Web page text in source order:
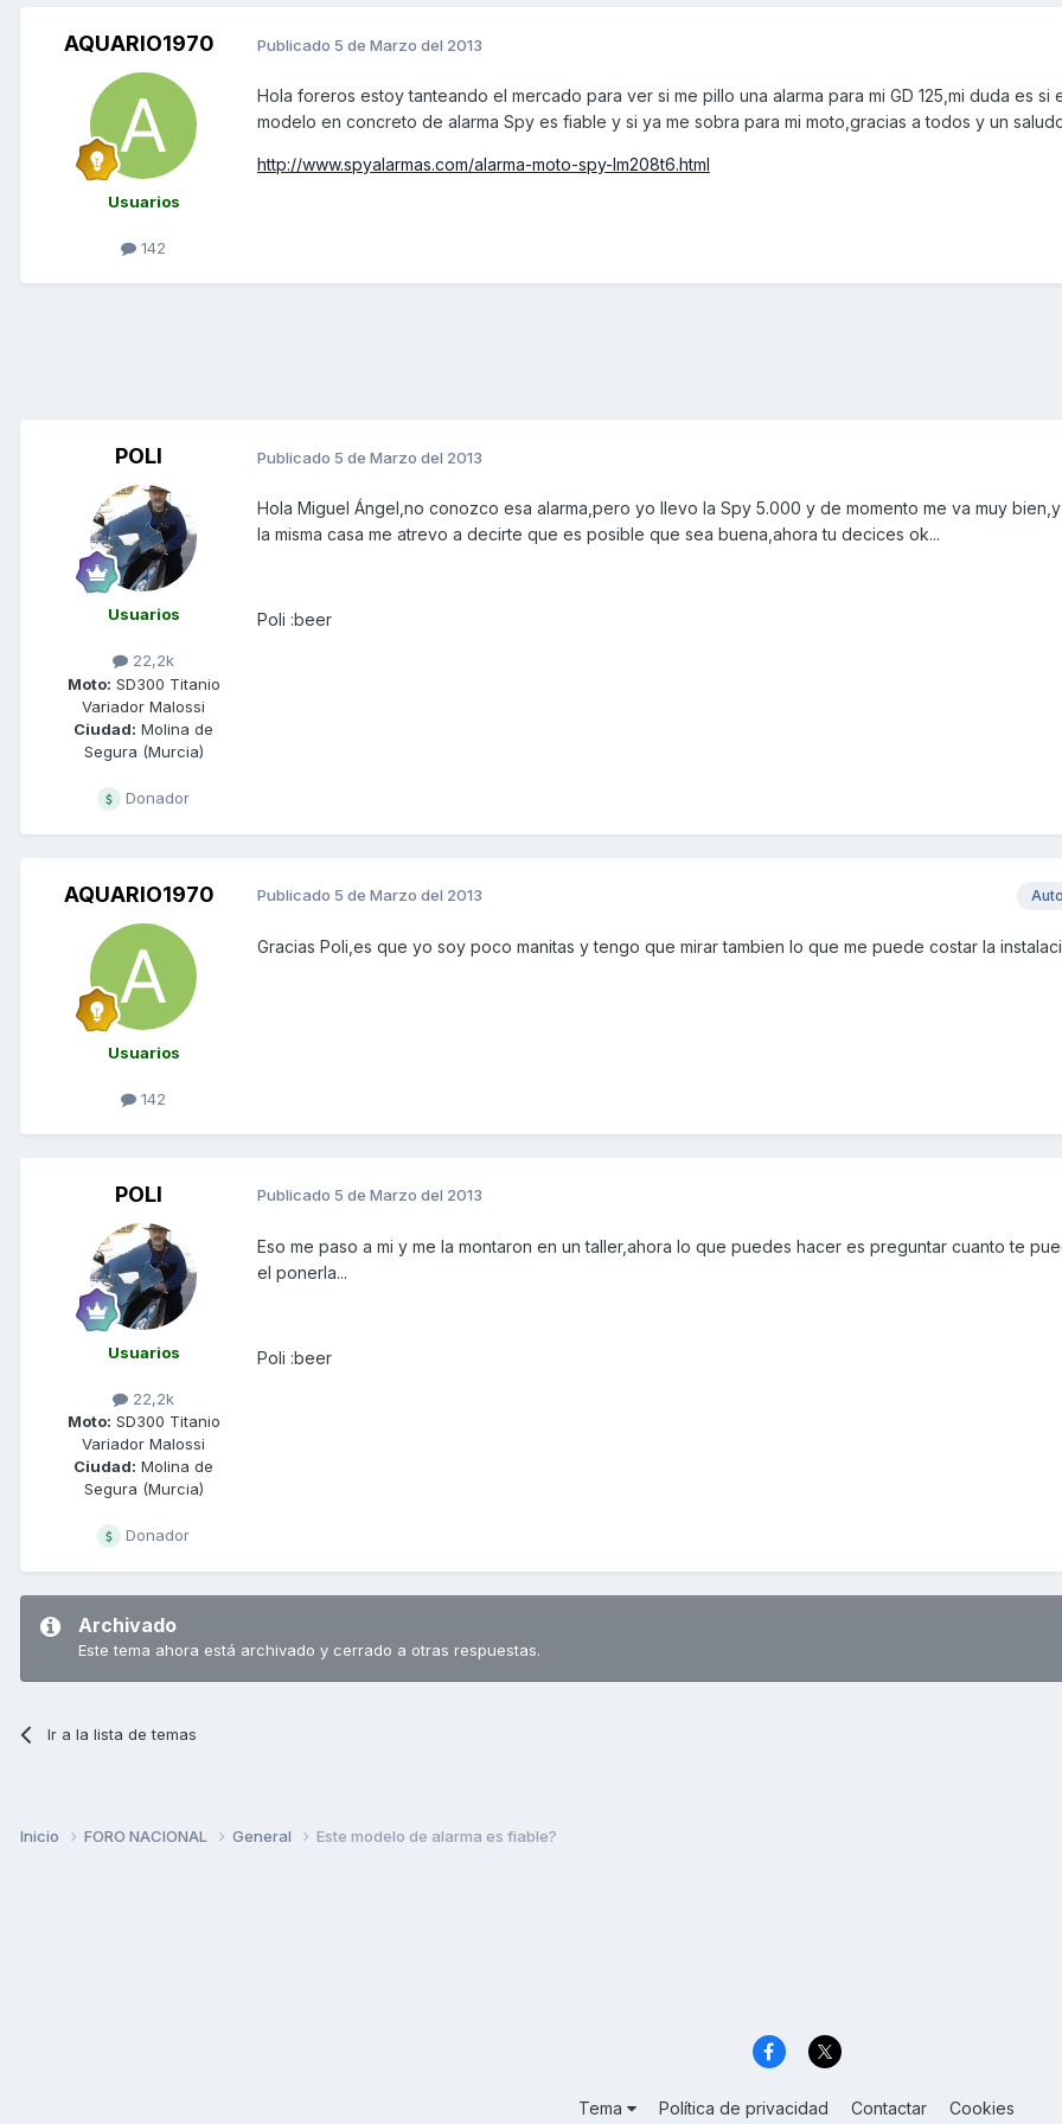
AQUARIO1970
Usuarios
142
Publicado 5 de Marzo del 2013
Hola foreros estoy tanteando el mercado para ver si me pillo una alarma para mi GD 125,mi duda es si
modelo en concreto de alarma Spy es fiable y si ya me sobra para mi moto,gracias a todos y un
http://www.spyalarmas.com/alarma-moto-spy-lm208t6.html
POLI
Usuarios
22,2k
Moto: SD300 Titanio
Variador Malossi
Ciudad: Molina de
Segura (Murcia)
Donador
Publicado 5 de Marzo del 2013
Hola Miguel Ángel,no conozco esa alarma,pero yo llevo la Spy 5.000 y de momento me va muy
la misma casa me atrevo a decirte que es posible que sea buena,ahora tu decices ok...
Poli :beer
AQUARIO1970
Usuarios
142
Publicado 5 de Marzo del 2013
Gracias Poli,es que yo soy poco manitas y tengo que mirar tambien lo que me puede costar la
POLI
Usuarios
22,2k
Moto: SD300 Titanio
Variador Malossi
Ciudad: Molina de
Segura (Murcia)
Donador
Publicado 5 de Marzo del 2013
Eso me paso a mi y me la montaron en un taller,ahora lo que puedes hacer es preguntar cuanto te
el ponerla...
Poli :beer
Archivado
Este tema ahora está archivado y cerrado a otras respuestas.
Ir a la lista de temas
Inicio FORO NACIONAL General Este modelo de alarma es fiable?
Tema Política de privacidad Contactar Cookies